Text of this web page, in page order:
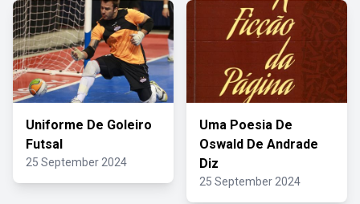
Uniforme De Goleiro
Futsal
25 September 2024
Uma Poesia De
Oswald De Andrade
Diz
25 September 2024